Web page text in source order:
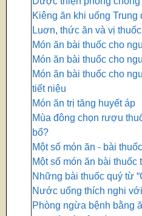
Kiêng ăn khi uống Trung
Luơn, thức ăn và vị thuốc
Món ăn bài thuốc cho
Món ăn bài thuốc cho
Món ăn bài thuốc cho
tiết niệu
Món ăn trị tăng huyết áp
Mùa đông chọn rượu
bổ?
Một số món ăn - bài
Một số món ăn bài thuốc
Những bài thuốc quý từ
Nước uống thích nghi
Phòng ngừa bệnh bằng